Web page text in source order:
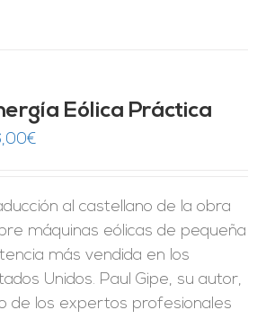
Eólica Práctica
€
al castellano de la obra
máquinas eólicas de pequeña
más vendida en los
Unidos. Paul Gipe, su autor,
de los expertos profesionales